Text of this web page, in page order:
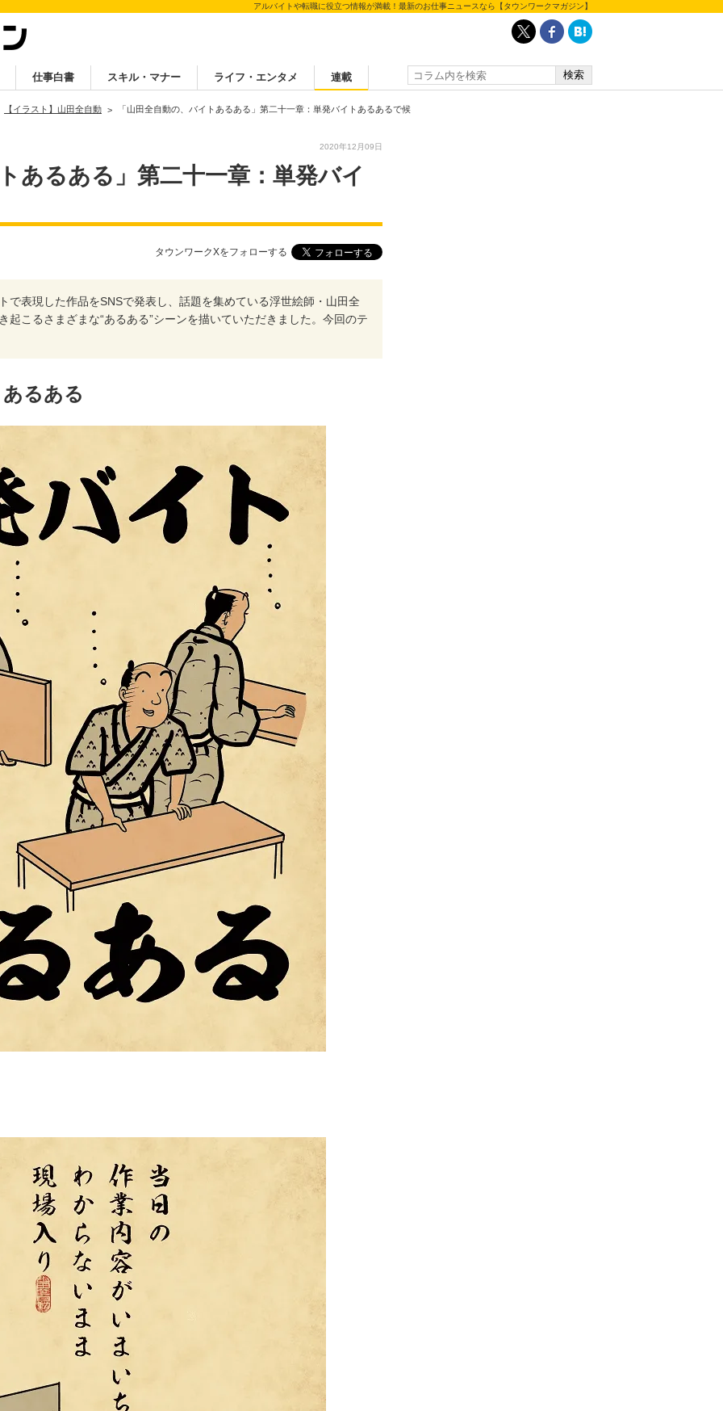
アルバイトや転職に役立つ情報が満載！最新のお仕事ニュースなら【タウンワークマガジン】
仕事白書 スキル・マナー ライフ・エンタメ 連載
【イラスト】山田全自動 「山田全自動の、バイトあるある」第二十一章：単発バイトあるあるで候
2020年12月09日
あるある」第二十一章：単発バイ
タウンワークXをフォローする
で表現した作品をSNSで発表し、話題を集めている浮世絵師・山田全
起こるさまざまな“あるある”シーンを描いていただきました。今回のテ
るある